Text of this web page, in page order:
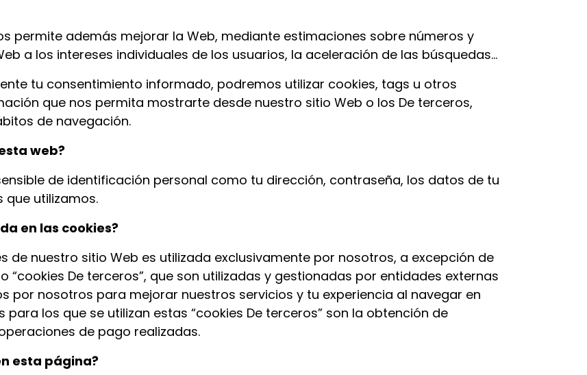
permite además mejorar la Web, mediante estimaciones sobre números y
a los intereses individuales de los usuarios, la aceleración de las búsquedas…
tu consentimiento informado, podremos utilizar cookies, tags u otros
que nos permita mostrarte desde nuestro sitio Web o los De terceros,
de navegación.
web?
de identificación personal como tu dirección, contraseña, los datos de tu
que utilizamos.
en las cookies?
de nuestro sitio Web es utilizada exclusivamente por nosotros, a excepción de
De terceros”, que son utilizadas y gestionadas por entidades externas
por nosotros para mejorar nuestros servicios y tu experiencia al navegar en
para los que se utilizan estas “cookies De terceros” son la obtención de
de pago realizadas.
esta página?